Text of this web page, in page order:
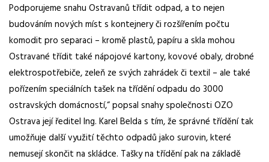
Podporujeme snahu Ostravanů třídit odpad, a to nejen
budováním nových míst s kontejnery či rozšířením počtu
komodit pro separaci – kromě plastů, papíru a skla mohou
Ostravané třídit také nápojové kartony, kovové obaly, drobné
elektrospotřebiče, zeleň ze svých zahrádek či textil – ale také
pořízením speciálních tašek na třídění odpadu do 3000
ostravských domácností,“ popsal snahy společnosti OZO
Ostrava její ředitel Ing. Karel Belda s tím, že správné třídění tak
umožňuje další využití těchto odpadů jako surovin, které
nemusejí skončit na skládce. Tašky na třídění pak na základě